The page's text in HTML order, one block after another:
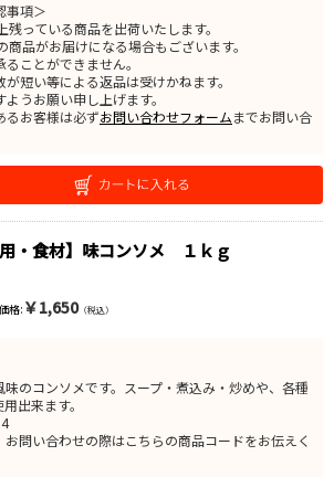
事項＞
っている商品を出荷いたします。
品がお届けになる場合もございます。
ことができません。
短い等による返品は受けかねます。
うお願い申し上げます。
お客様は必ずお問い合わせフォームまでお問い合
用・食材】味コンソメ １ｋｇ
格 : ￥1,650（税込）
のコンソメです。スープ・煮込み・炒めや、各種
出来ます。
い合わせの際はこちらの商品コードをお伝えく